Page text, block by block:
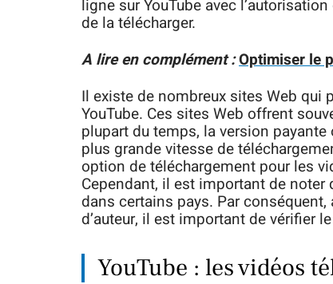
ligne sur YouTube avec
de la télécharger.
A lire en complément :Optimiser le
Il existe de nombreux sites Web qui
YouTube. Ces sites Web offrent
plupart du temps, la version
plus grande vitesse de
option de téléchargement pour les
Cependant, il est important de
dans certains pays. Par
d’auteur, il est important de vérifier
YouTube : les vidéos